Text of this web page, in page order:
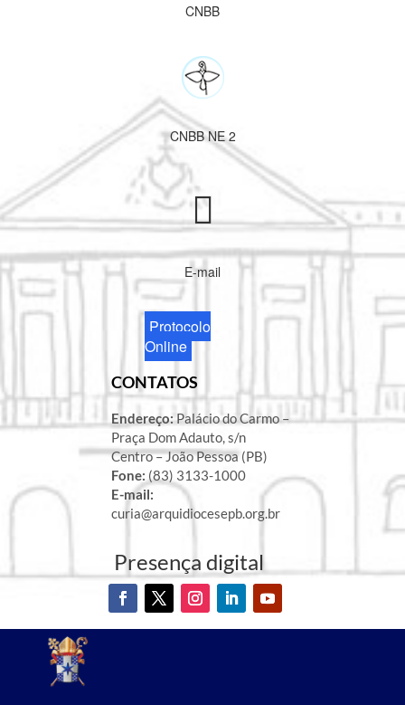
CNBB
CNBB NE 2
E-mail
Protocolo
Online
CONTATOS
Endereço:Palácio do Carmo –
Praça Dom Adauto, s/n
Centro – João Pessoa (PB)
Fone: (83) 3133-1000
E-mail:
curia@arquidiocesepb.org.br
Presença digital